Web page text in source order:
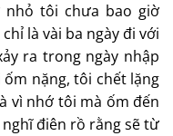
tôi chưa bao giờ
là vài ba ngày đi với
ra trong ngày nhập
nặng, tôi chết lặng
vì nhớ tôi mà ốm đến
điên rồ rằng sẽ từ